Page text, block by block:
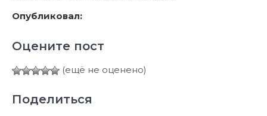
Опубликовал:
Оцените пост
(ещё не оценено)
Поделиться